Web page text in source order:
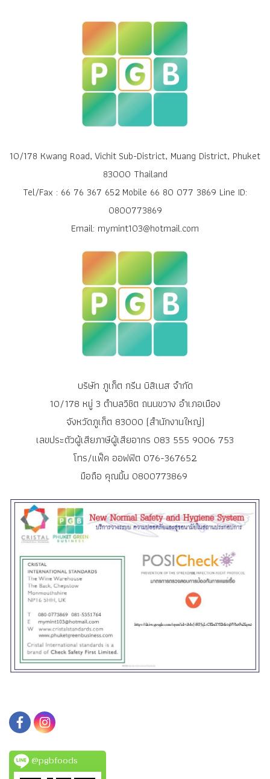
10/178 Kwang Road, Vichit Sub-District, Muang District, Phuket
83000 Thailand
Tel/Fax : 66 76 367 652 Mobile 66 80 077 3869 Line ID:
0800773869
Email: mymint103@hotmail.com
บริษัท ภูเก็ต กรีน บิสิเนส จำกัด
10/178 หมู่ 3 ตำบลวิชิต ถนนขวาง อำเภอเมือง
จังหวัดภูเก็ต 83000 (สำนักงานใหญ่)
เลขประตัวผู้เสียภาษีผู้เสียอากร 083 555 9006 753
โทร/แฟ็ค ออฟฟิต 076-367652
มือถือ คุณมิ้น 0800773869
@pgbfoods